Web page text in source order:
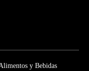
y Bebidas